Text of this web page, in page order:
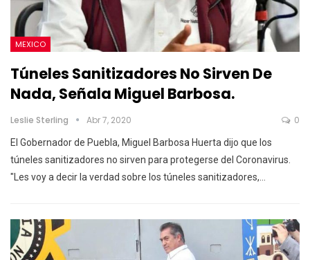
MEXICO
Túneles Sanitizadores No Sirven De
Nada, Señala Miguel Barbosa.
Leslie Sterling Abr 7, 2020 0
El Gobernador de Puebla, Miguel Barbosa Huerta dijo que los
túneles sanitizadores no sirven para protegerse del Coronavirus.
"Les voy a decir la verdad sobre los túneles sanitizadores,